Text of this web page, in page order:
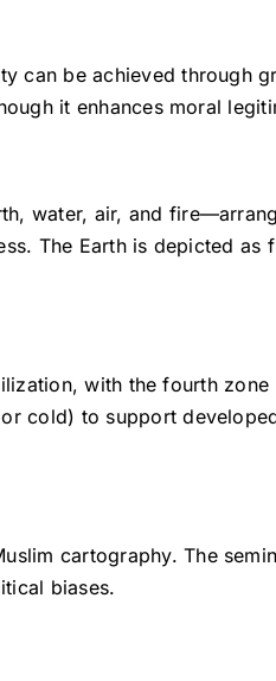
can be achieved through
it enhances moral
water, air, and
The Earth is depicted as
with the fourth zone
cold) to support
cartography. The
biases.